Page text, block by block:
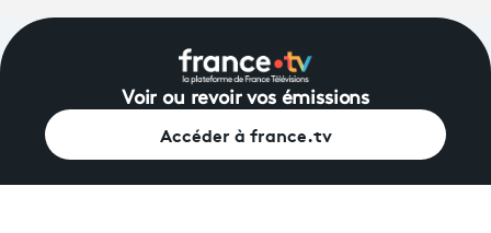
Voir ou revoir vos émissions
Accéder à france.tv